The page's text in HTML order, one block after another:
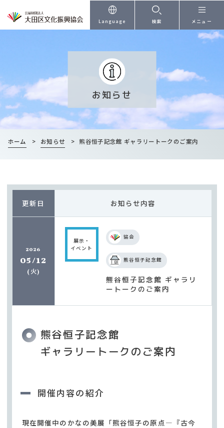
本文へ
Language 検索 メニュー
お知らせ
ホーム > お知らせ > 熊谷恒子記念館 ギャラリートークのご案内
更新日 お知らせ内容
2026
05/12
(火)
展示・
イベント
協会
熊谷恒子記念館
熊谷恒子記念館 ギャラリ
ートークのご案内
熊谷恒子記念館
ギャラリートークのご案内
開催内容の紹介
現在開催中のかなの美展「熊谷恒子の原点―『古今